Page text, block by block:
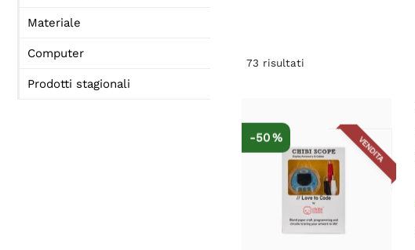
Materiale
Computer
Prodotti stagionali
73 risultati
VENDITA
-50 %